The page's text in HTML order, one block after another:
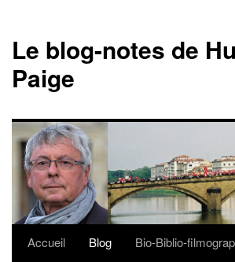
Le blog-notes de
Paige
Aller
Accueil Blog
Bio-Biblio-